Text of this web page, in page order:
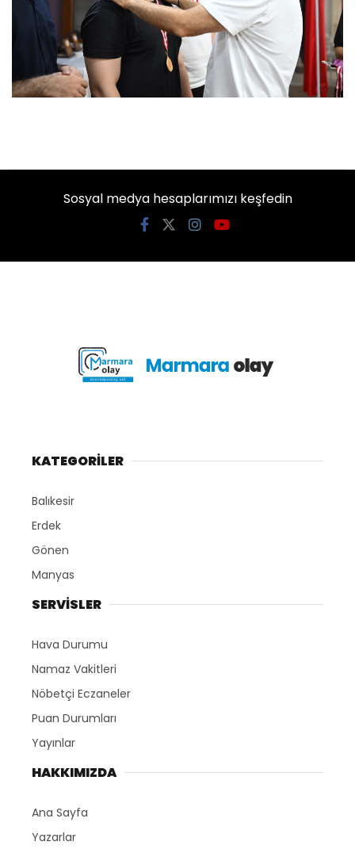
Sosyal medya hesaplarımızı keşfedin
KATEGORİLER
Balıkesir
Erdek
Gönen
Manyas
SERVİSLER
Hava Durumu
Namaz Vakitleri
Nöbetçi Eczaneler
Puan Durumları
Yayınlar
HAKKIMIZDA
Ana Sayfa
Yazarlar